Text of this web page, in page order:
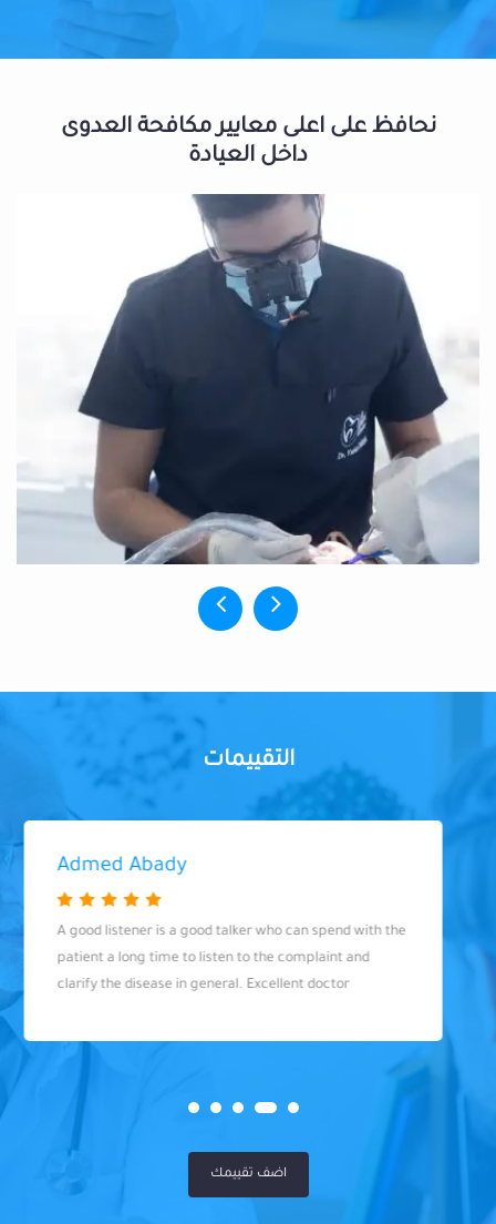
نحافظ على اعلى معايير مكافحة العدوى
داخل العيادة
التقييمات
Admed Abady
A good listener is a good talker who can spend with the
patient a long time to listen to the complaint and
clarify the disease in general. Excellent doctor
اضف تقييمك